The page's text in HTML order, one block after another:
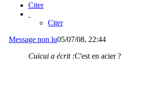
Citer
Citer
Message non lu05/07/08, 22:44
Cuicui a écrit :C'est en acier ?